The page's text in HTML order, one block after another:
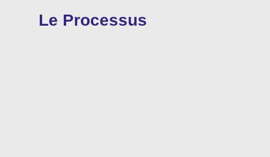
Le Processus